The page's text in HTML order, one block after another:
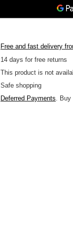
Free and fast delivery
14 days for free returns
This product is not
Safe shopping
Deferred Payments. Buy